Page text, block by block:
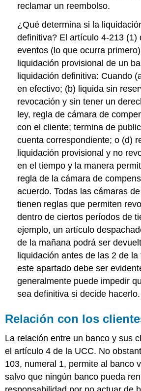
reclamar un reembolso.
¿Qué determina si la
definitiva? El artículo 4-213 (1)
eventos (lo que ocurra
liquidación provisional de un
liquidación definitiva: Cuando
en efectivo; (b) liquida sin
revocación y sin tener un
ley, regla de cámara de
con el cliente; termina de
cuenta correspondiente; o (d)
liquidación provisional y no
en el tiempo y la manera
regla de la cámara de
acuerdo. Todas las cámaras
tienen reglas que permiten
dentro de ciertos períodos de
ejemplo, un artículo
de la mañana podrá ser
liquidación antes de las 2 de la
este apartado debe ser
generalmente puede impedir
sea definitiva si decide hacerlo.
Relación con los
La relación entre un banco y sus
el artículo 4 de la UCC. No
103, numeral 1, permite al banco
salvo que ningún banco pueda